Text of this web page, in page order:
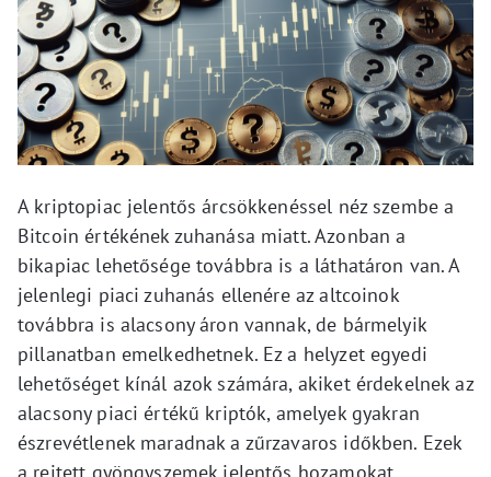
A kriptopiac jelentős árcsökkenéssel néz szembe a
Bitcoin értékének zuhanása miatt. Azonban a
bikapiac lehetősége továbbra is a láthatáron van. A
jelenlegi piaci zuhanás ellenére az altcoinok
továbbra is alacsony áron vannak, de bármelyik
pillanatban emelkedhetnek. Ez a helyzet egyedi
lehetőséget kínál azok számára, akiket érdekelnek az
alacsony piaci értékű kriptók, amelyek gyakran
észrevétlenek maradnak a zűrzavaros időkben. Ezek
a rejtett gyöngyszemek jelentős hozamokat